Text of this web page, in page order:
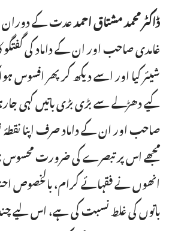
ڈاکٹر محمد مشتاق احمدعدت کے دوران
غامدی صاحب اور ان کے داماد کی
شیئر کیا اور اسے دیکھ کر پھر افسوس
کیے دھڑلے سے بڑی بڑی باتیں کہی
صاحب اور ان کے داماد صرف اپنا نقطۂ
مجھے اس پر تبصرے کی ضرورت محسوس
انھوں نے فقہائے کرام، بالخصوص
باتوں کی غلط نسبت کی ہے، اس لیے